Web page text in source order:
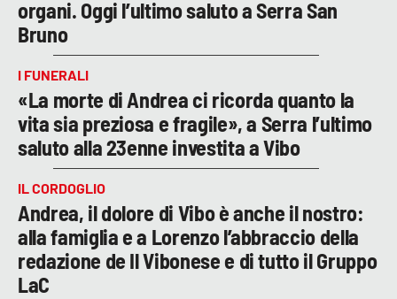
organi. Oggi l’ultimo saluto a Serra San
Bruno
I FUNERALI
«La morte di Andrea ci ricorda quanto la
vita sia preziosa e fragile», a Serra l’ultimo
saluto alla 23enne investita a Vibo
IL CORDOGLIO
Andrea, il dolore di Vibo è anche il nostro:
alla famiglia e a Lorenzo l’abbraccio della
redazione de Il Vibonese e di tutto il Gruppo
LaC